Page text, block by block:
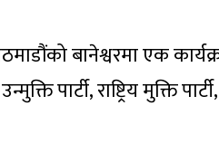
बानेश्वरमा एक
पार्टी, राष्ट्रिय मुक्ति पार्टी,